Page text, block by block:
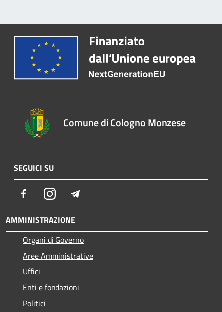
Comune di Cologno Monzese
SEGUICI SU
FacebookInstagram
AMMINISTRAZIONE
Organi di Governo
Aree Amministrative
Uffici
Enti e fondazioni
Politici